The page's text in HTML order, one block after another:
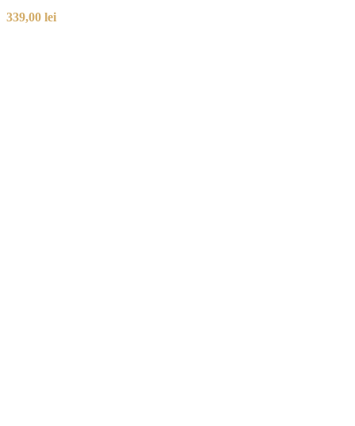
339,00 lei